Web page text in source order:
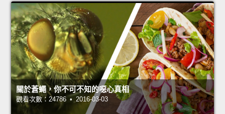
關於蒼蠅，你不可不知的噁心真相
觀看次數：24786 • 2016-03-03